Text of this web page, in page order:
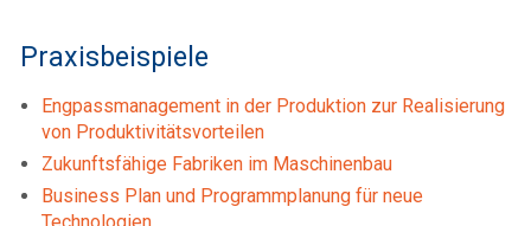
Praxisbeispiele
Engpassmanagement in der Produktion zur Realisierung
von Produktivitätsvorteilen
Zukunftsfähige Fabriken im Maschinenbau
Business Plan und Programmplanung für neue